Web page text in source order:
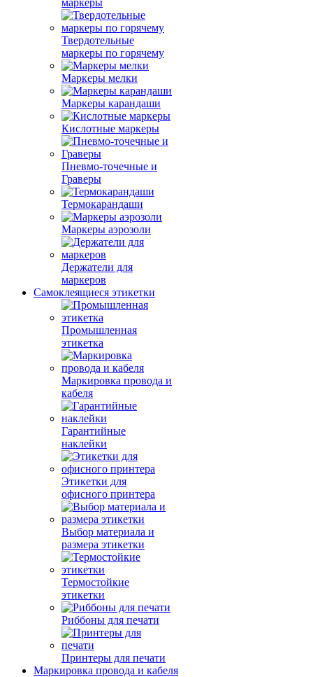
маркеры
Твердотельные
маркеры по горячему
Маркеры мелки
Маркеры карандаши
Кислотные маркеры
Пневмо-точечные и
Граверы
Термокарандаши
Маркеры аэрозоли
Держатели для
маркеров
Самоклеящиеся этикетки
Промышленная
этикетка
Маркировка провода и
кабеля
Гарантийные
наклейки
Этикетки для
офисного принтера
Выбор материала и
размера этикетки
Термостойкие
этикетки
Риббоны для печати
Принтеры для печати
Маркировка провода и кабеля